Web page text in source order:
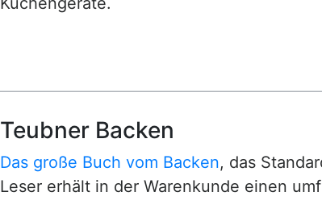
Teubner Backen
Das große Buch vom Backen, das
Leser erhält in der Warenkunde einen